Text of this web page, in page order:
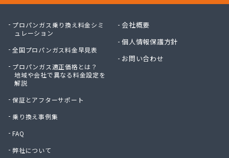
有限会社ヨコガワ
有限会社越智商会
有限会社吉井プロパン
有限会社玉川液化ガス
有限会社溝田石油
有限会社坂東ガス店
有限会社三翔ガス
有限会社小野商店
有限会社昭英ガス
プロパンガス乗り換え料金シミ
ュレーション
全国プロパンガス料金早見表
プロパンガス適正価格とは？
地域や会社で異なる料金設定を
解説
保証とアフターサポート
乗り換え事例集
FAQ
弊社について
会社概要
個人情報保護方針
お問い合わせ